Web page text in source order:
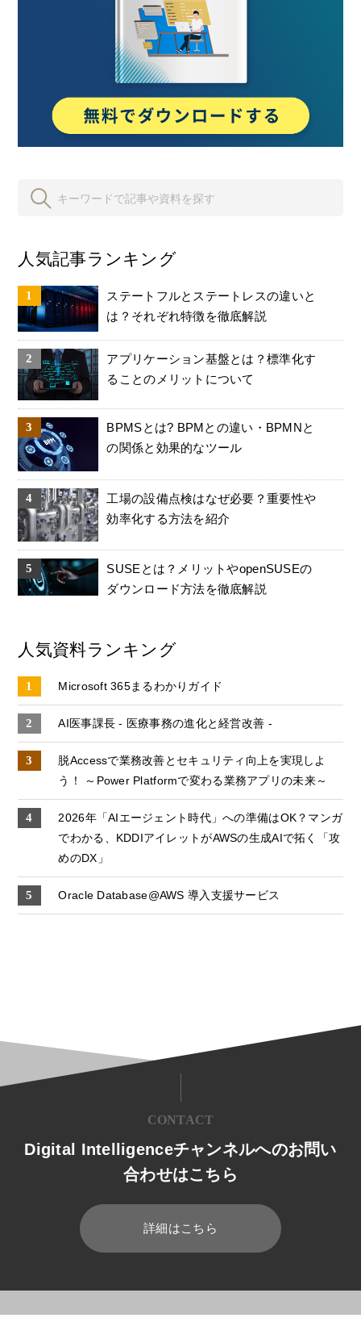
人気記事ランキング
ステートフルとステートレスの違いと
は？それぞれ特徴を徹底解説
アプリケーション基盤とは？標準化す
ることのメリットについて
BPMSとは? BPMとの違い・BPMNと
の関係と効果的なツール
工場の設備点検はなぜ必要？重要性や
効率化する方法を紹介
SUSEとは？メリットやopenSUSEの
ダウンロード方法を徹底解説
人気資料ランキング
Microsoft 365まるわかりガイド
AI医事課長 - 医療事務の進化と経営改善 -
脱Accessで業務改善とセキュリティ向上を実現しよ
う！ ～Power Platformで変わる業務アプリの未来～
2026年「AIエージェント時代」への準備はOK？マンガ
でわかる、KDDIアイレットがAWSの生成AIで拓く「攻
めのDX」
Oracle Database@AWS 導入支援サービス
CONTACT
Digital Intelligenceチャンネルへのお問い
合わせはこちら
詳細はこちら